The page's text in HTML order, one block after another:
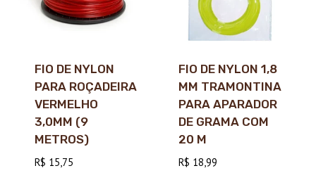
FIO DE NYLON
PARA ROÇADEIRA
VERMELHO
3,0MM (9
METROS)
R$ 15,75
FIO DE NYLON 1,8
MM TRAMONTINA
PARA APARADOR
DE GRAMA COM
20 M
R$ 18,99